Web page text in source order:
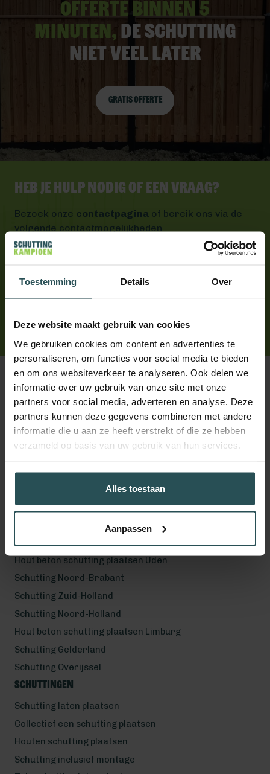
Toestemming Details Over
Deze website maakt gebruik van cookies
We gebruiken cookies om content en advertenties te
personaliseren, om functies voor social media te bieden
en om ons websiteverkeer te analyseren. Ook delen we
informatie over uw gebruik van onze site met onze
partners voor social media, adverteren en analyse. Deze
partners kunnen deze gegevens combineren met andere
informatie die u aan ze heeft verstrekt of die ze hebben
verzameld op basis van uw gebruik van hun services.
Alles toestaan
Aanpassen
Offerte binnen 5
minuten, De schutting
niet veel later
Gratis offerte
Heb je hulp nodig of een vraag?
Bezoek onze contactpagina of bereik ons via de
volgende contactmogelijkheden
Mail ons
Antwoord binnen één werkdag
Handig toch?
Volg ons!
Hout beton schutting plaatsen Helmond
Hout beton schutting plaatsen Vught
Hout beton schutting plaatsen Den Bosch
Hout beton schutting plaatsen Uden
Schutting Noord-Brabant
Schutting Zuid-Holland
Schutting Noord-Holland
Hout beton schutting plaatsen Limburg
Schutting Gelderland
Schutting Overijssel
Schuttingen
Schutting laten plaatsen
Collectief een schutting plaatsen
Houten schutting plaatsen
Schutting inclusief montage